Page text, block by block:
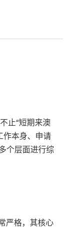
止“短期来澳
作本身、申请
个层面进行综
严格，其核心